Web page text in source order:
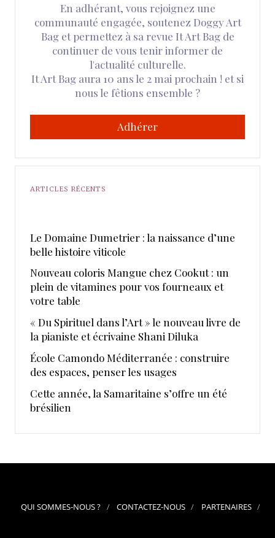
En adhérant, vous rejoignez une
communauté engagée, soutenez Doggy Art
Bag et permettez à sa revue It Art Bag de
continuer de vous tenir informer de
l'actualité culturelle.
It Art Bag aura 10 ans le 2 mai prochain ! et si
nous le fêtions ensemble ?
Adhérer
ARTICLES RÉCENTS
Le Domaine Dumetrier : la naissance d’une
belle histoire viticole
Nouveau coloris Mangue chez Cookut : un
plein de vitamines pour vos fourneaux et
votre table
« Du Spirituel dans l’Art » le nouveau livre de
la pianiste et écrivaine Shani Diluka
École Camondo Méditerranée : construire
des espaces, penser les usages
Cette année, la Samaritaine s’offre un été
brésilien
QUI SOMMES-NOUS ? CONTACTEZ-NOUS PARTENAIRES